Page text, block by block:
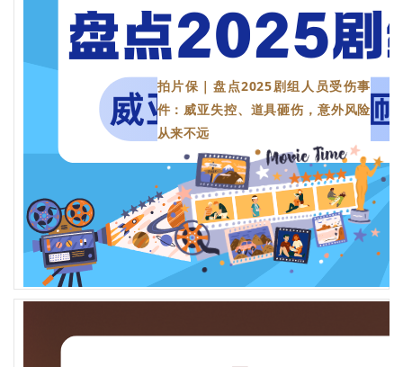
拍片保｜盘点2025剧组人员受伤事
件：威亚失控、道具砸伤，意外风险
从来不远